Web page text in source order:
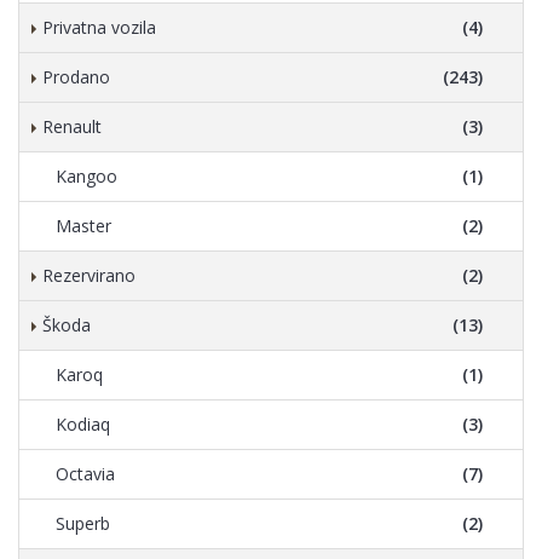
Privatna vozila (4)
Prodano (243)
Renault (3)
Kangoo (1)
Master (2)
Rezervirano (2)
Škoda (13)
Karoq (1)
Kodiaq (3)
Octavia (7)
Superb (2)